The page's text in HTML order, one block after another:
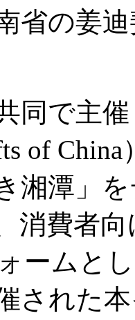
省の姜
同で主
of
湘潭」
消費者
ームと
された